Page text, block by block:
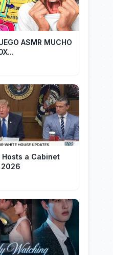
ASMR MUCHO
a Cabinet
2026